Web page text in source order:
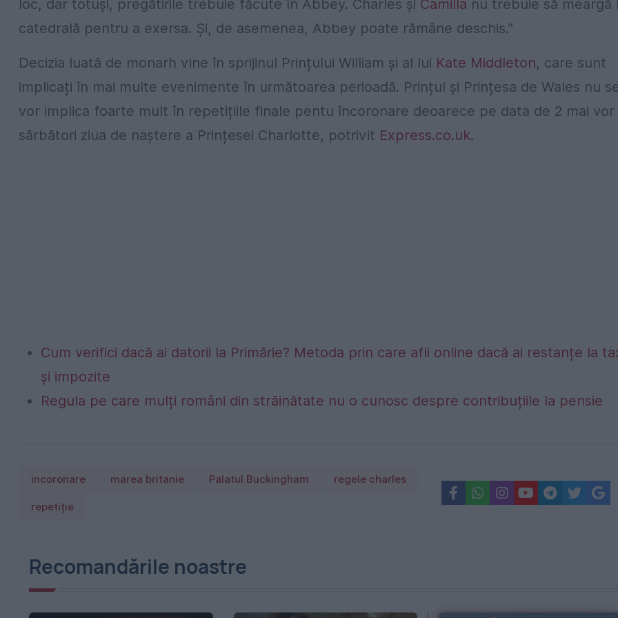
loc, dar totuși, pregătirile trebuie făcute în Abbey. Charles și Camilla nu trebuie să meargă
catedrală pentru a exersa. Și, de asemenea, Abbey poate rămâne deschis.”
Decizia luată de monarh vine în sprijinul Prințului William și al lui Kate Middleton, care sunt
implicați în mai multe evenimente în următoarea perioadă. Prințul și Prințesa de Wales nu
vor implica foarte mult în repetițiile finale pentu încoronare deoarece pe data de 2 mai vor
sărbători ziua de naștere a Prințesei Charlotte, potrivit Express.co.uk.
Cum verifici dacă ai datorii la Primărie? Metoda prin care afli online dacă ai restanțe la
și impozite
Regula pe care mulți români din străinătate nu o cunosc despre contribuțiile la pensie
incoronare marea britanie Palatul Buckingham regele charles
repetiție
Recomandările noastre